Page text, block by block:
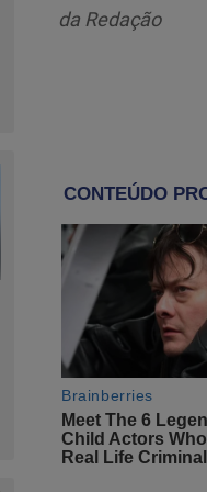
teria declarado
realização da
capturas de tela
Gonet, atual
Em uma das
decisões sobre
[publicações] que
conversas com
Geral Eleitoral.
Nessas trocas de
Paulo tratou com
indicariam que
da Redação